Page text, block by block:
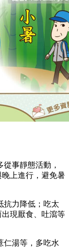
事靜態活動，
上進行，避免暑
抗力降低；吃太
現厭食、吐瀉等
仁湯等，多吃水